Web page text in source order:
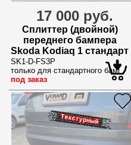
17 000 руб.
Сплиттер (двойной)
переднего бампера
Skoda Kodiaq 1 стандарт
(ver. 3) - под покраску
SK1-D-FS3P
только для стандартного бампера
под заказ